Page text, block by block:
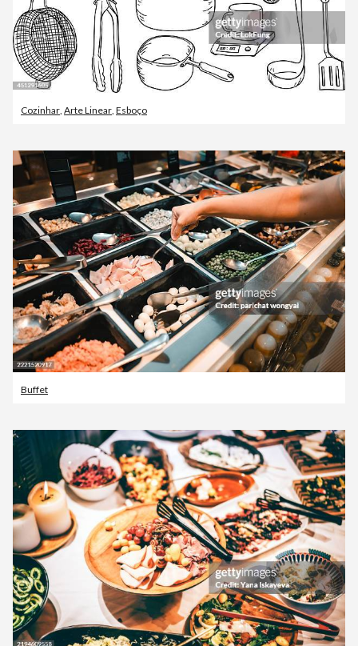
Cozinhar Arte Linear Esboço
Buffet